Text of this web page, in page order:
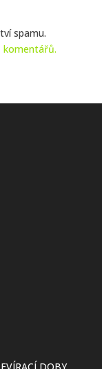
spamu.
komentářů.